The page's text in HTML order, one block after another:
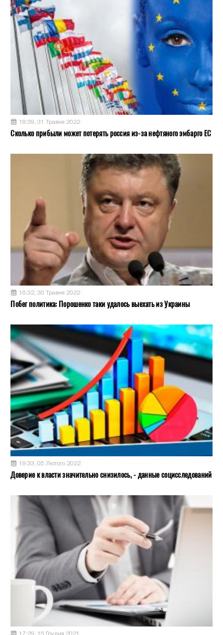
18:39, 31 Травня 2022
Сколько прибыли может потерять россия из-за нефтяного эмбарго ЕС
16:32, 30 Травня 2022
Побег политика: Порошенко таки удалось выехать из Украины
19:33, 05 Лютого 2022
Доверие к власти значительно снизилось, - данные социсследований
17:29, 15 Грудня 2021